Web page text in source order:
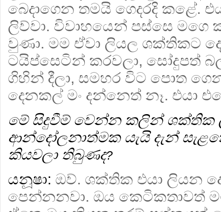
බෙදාගෙන තමයි ගෙදරදි කළේ.
ලිව්වා. විවාහයෙන් පස්සෙ
වුණා. මම ඒවා ලියල ශක්තිකට
ටයිප්සෙටින් කරවලා, සෝදුපත්
ගිහින් දීලා, සමහර විට පොත
දෙනකල් මං දන්නෙත් නෑ. එයා
මේ සිදුවීම් වෙන්න කලින් ශක්තික
ආන්දෝලනාත්මක යැයි දැන්
කියවලා තිබුණද?
යනූෂා: ඔව්. ශක්තික එයා ලියන
පෙන්නනවා. ඔය කෙටිකතාවත්